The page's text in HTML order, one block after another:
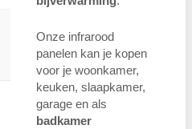
Onze infrarood
panelen kan je kopen
voor je woonkamer,
keuken, slaapkamer,
garage en als
badkamer